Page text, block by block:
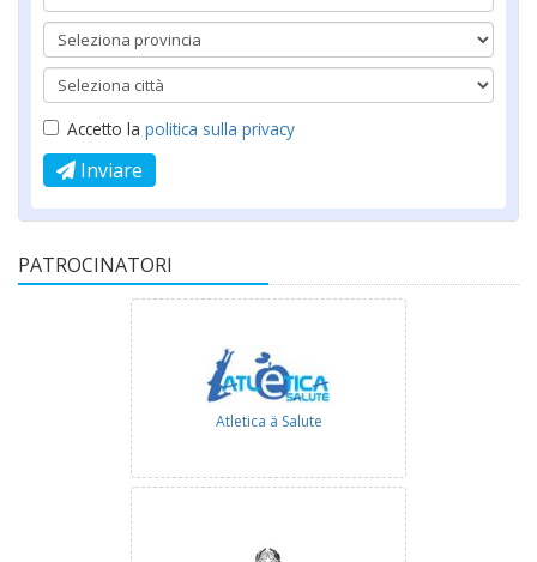
Accetto la politica sulla privacy
Inviare
PATROCINATORI
ANIAD Onlus Associazione
Atletica ä Salute